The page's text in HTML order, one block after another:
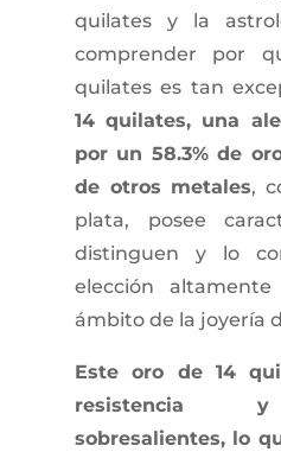
quilates y la
comprender por
quilates es tan
14 quilates, una
por un 58.3% de
de otros metales,
plata, posee
distinguen y lo
elección
ámbito de la joyería
Este oro de 14
resistencia y
sobresalientes, lo